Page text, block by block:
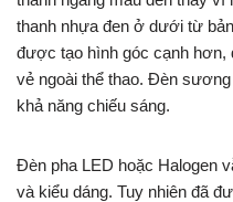
thanh nhựa đen ở dưới từ
được tạo hình góc cạnh hơn,
vẻ ngoài thể thao. Đèn
khả năng chiếu sáng.
Đèn pha LED hoặc Halogen
và kiểu dáng. Tuy nhiên đã